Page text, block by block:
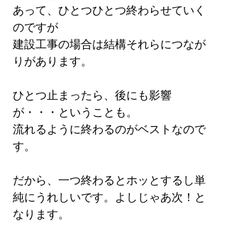
あって、ひとつひとつ終わらせていく
のですが
建設工事の場合は結構それらにつなが
りがあります。
ひとつ止まったら、後にも影響
が・・・ということも。
流れるように終わるのがベストなので
す。
だから、一つ終わるとホッとするし単
純にうれしいです。よしじゃあ次！と
なります。